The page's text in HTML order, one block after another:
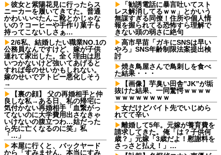
彼女と紫陽花見に行ったらス
ニーカーを履いてきてた。普通
かわいいぺたんこ靴とかじゃな
いの？コーヒーや手作り菓子も
持ってこないしさぁ…
2/6私、結婚したい職業NO.1の
公務員なんですけど、嫁が子供
連れて家出した。全く理由は思
いつかないけど強いてあげると
すれば母のせいかもしれない。
嫁のせいでアトピー悪化しそう
→
【裏の顔】 父の再婚相手と仲
良しな私→ある日、私の帰宅に
気付かない再婚相手「血繋がっ
てないのに大学費用出さなきゃ
いけないの腹立つわ…姑だった
ら先に亡くなるのに笑」私
「…」
本屋に行くと、バックヤード
から「すみません、本当にすみ
「勧誘電話に暴言吐いてスト
レス解消してるｗｗ」とかいう
無謀すぎる同僚！住所や個人情
報を握られてる恐怖すら理解で
きない頭の弱さに絶句
高市早苗「ガキにSNSは早い
やろ」SNS年齢制限法案提出検
討
焼き鳥屋さんで鳥刺しを食べ
た結果・・・
【画像】芋臭い田舎”JK”が垢
抜けた結果、一同驚愕ｗｗｗｗ
ｗｗｗｗｗｗｗｗ
女だけどバイト先でいじめら
れてて辛い
離婚して5年。元嫁が養育費を
請求してきた。俺「は？子供何
歳？」元嫁「3歳だよ！慰謝料を
さっさと払え！」…